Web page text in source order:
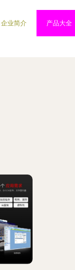
企业简介 产品大全